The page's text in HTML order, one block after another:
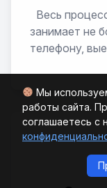
Мы
работы сайта.
соглашаетесь с
Focus
Focus RS
Freestar
Freestyle
Весь
занимает не
телефону,